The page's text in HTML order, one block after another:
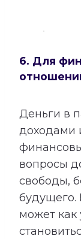
6. Для
Деньги в
доходами
вопросы
свободы,
будущего.
может как